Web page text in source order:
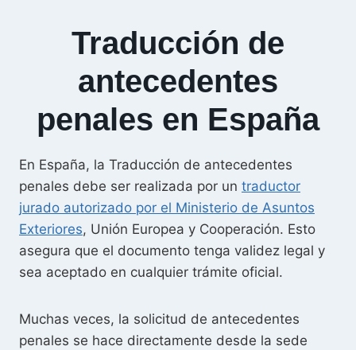
:
Traducción de
antecedentes
penales en España
En España, la Traducción de antecedentes
penales debe ser realizada por un traductor
jurado autorizado por el Ministerio de Asuntos
Exteriores, Unión Europea y Cooperación. Esto
asegura que el documento tenga validez legal y
sea aceptado en cualquier trámite oficial.
Muchas veces, la solicitud de antecedentes
penales se hace directamente desde la sede